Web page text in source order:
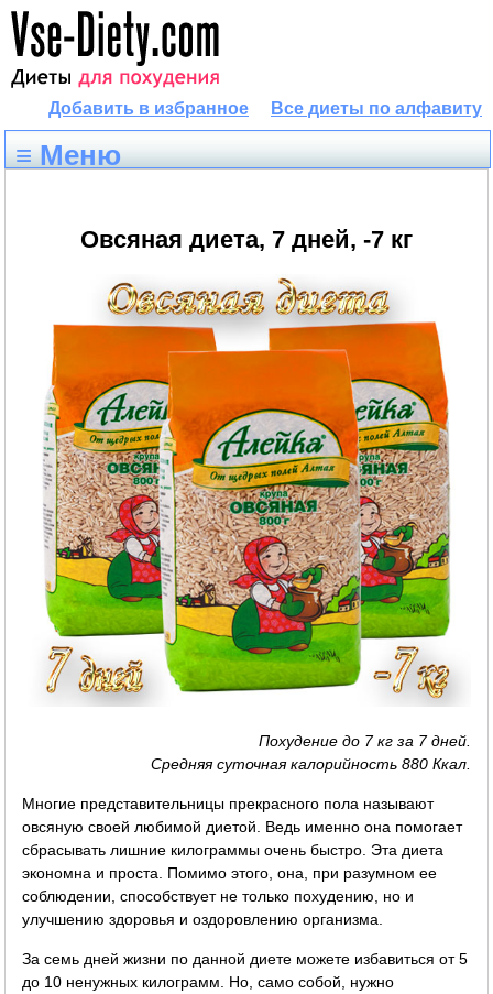
Все диеты по алфавиту
Добавить в избранное
≡ Меню
Овсяная диета, 7 дней, -7 кг
Похудение до 7 кг за 7 дней.
Средняя суточная калорийность 880 Ккал.
Многие представительницы прекрасного пола называют
овсяную своей любимой диетой. Ведь именно она помогает
сбрасывать лишние килограммы очень быстро. Эта диета
экономна и проста. Помимо этого, она, при разумном ее
соблюдении, способствует не только похудению, но и
улучшению здоровья и оздоровлению организма.
За семь дней жизни по данной диете можете избавиться от 5
до 10 ненужных килограмм. Но, само собой, нужно